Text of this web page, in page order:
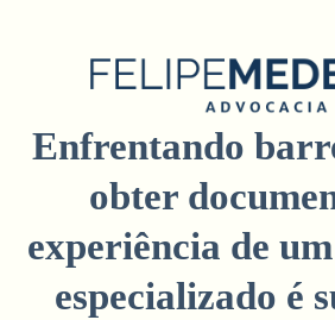
Enfrentando
obter
experiência de
especializado é